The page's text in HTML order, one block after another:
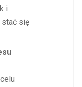
i
stać się